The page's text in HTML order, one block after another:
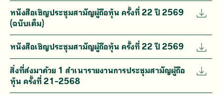
หนังสือเชิญประชุมสามัญผู้ถือหุ้น ครั้งที่ 22 ปี 2569
(ฉบับเต็ม)
หนังสือเชิญประชุมสามัญผู้ถือหุ้น ครั้งที่ 22 ปี 2569
สิ่งที่ส่งมาด้วย 1 สำเนารายงานการประชุมสามัญผู้ถือ
หุ้น ครั้งที่ 21-2568